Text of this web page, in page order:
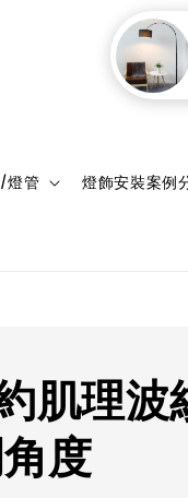
燈管 燈飾安裝案例
肌理波
度